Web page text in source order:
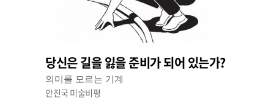
당신은 길을 잃을 준비가 되어 있는가?
의미를 모르는 기계
안진국 미술비평